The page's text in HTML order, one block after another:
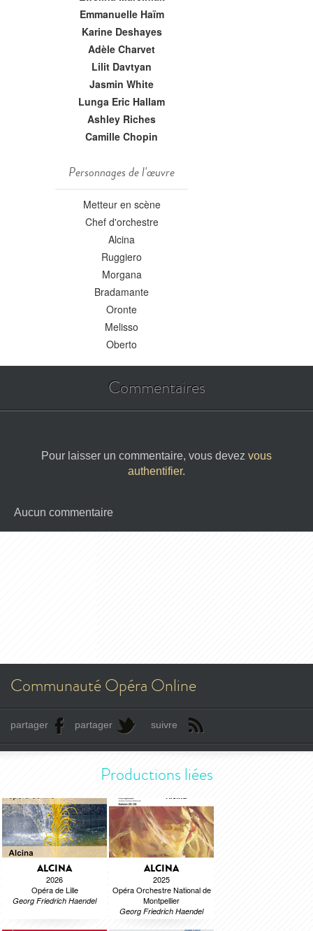
Emmanuelle Haïm
Karine Deshayes
Adèle Charvet
Lilit Davtyan
Jasmin White
Lunga Eric Hallam
Ashley Riches
Camille Chopin
Personnages de l'œuvre
Metteur en scène
Chef d'orchestre
Alcina
Ruggiero
Morgana
Bradamante
Oronte
Melisso
Oberto
Commentaires
Pour laisser un commentaire, vous devez vous
authentifier.
Aucun commentaire
Communauté Opéra Online
partager partager suivre
Productions liées
ALCINA
2026
Opéra de Lille
Georg Friedrich Haendel
ALCINA
2025
Opéra Orchestre National de
Montpellier
Georg Friedrich Haendel